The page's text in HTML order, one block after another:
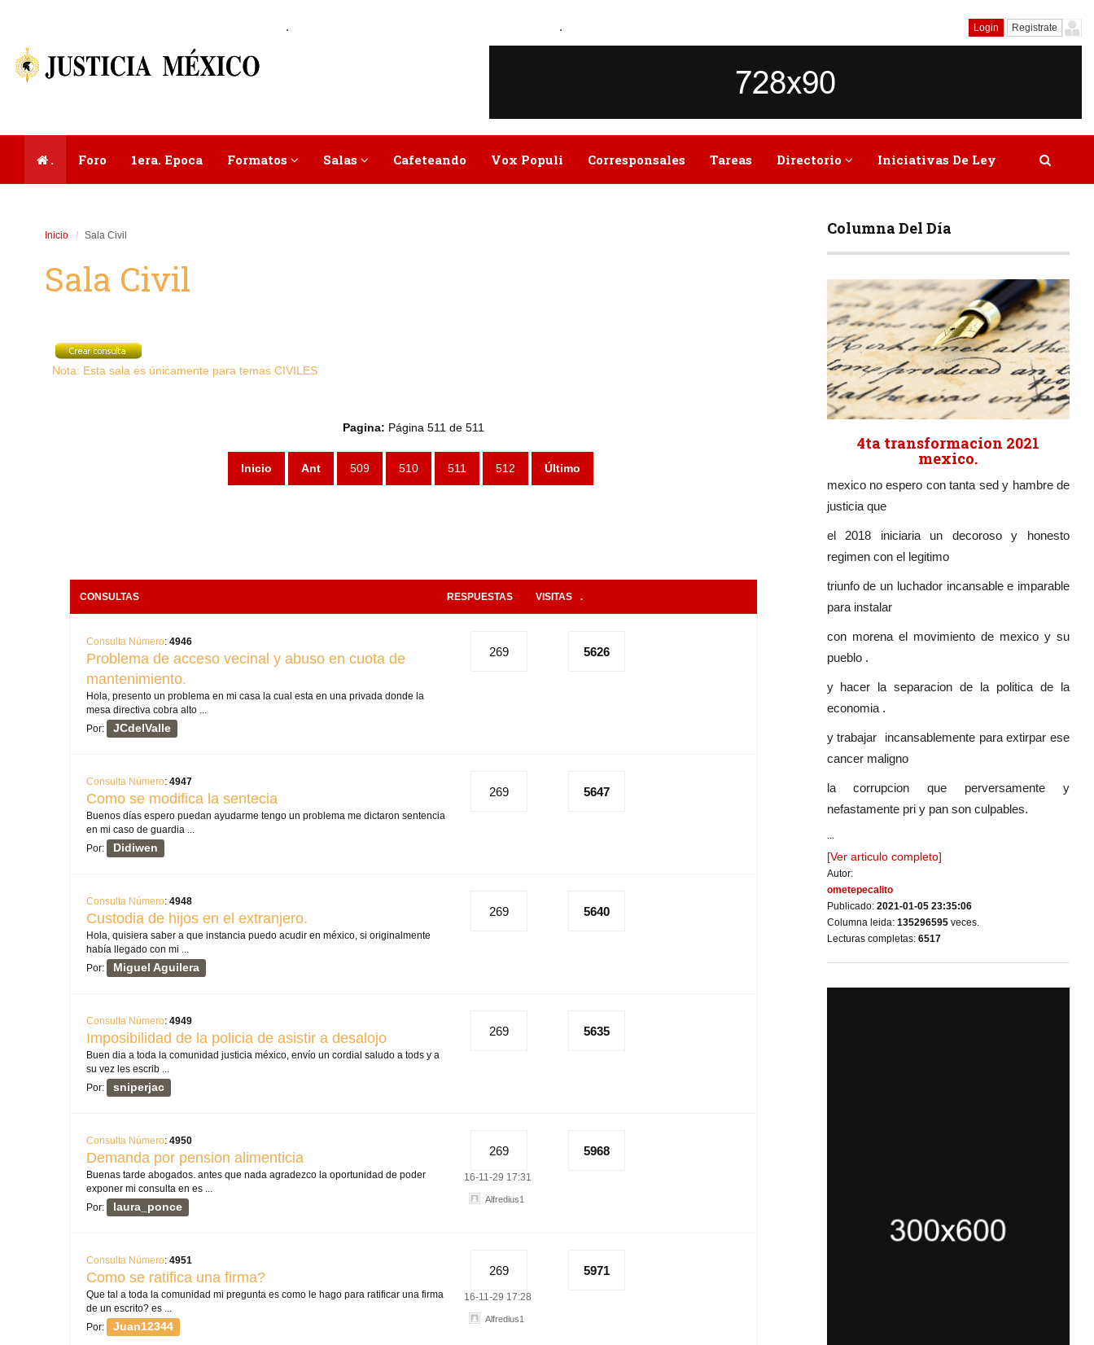
. . Login Registrate
. Foro 1era. Epoca Formatos Salas Cafeteando Vox Populi Corresponsales Tareas Directorio Iniciativas De Ley
Inicio Sala Civil
Sala Civil
Nota: Esta sala es únicamente para temas CIVILES
Pagina: Página 511 de 511
Inicio Ant 509 510 511 512 Último
CONSULTAS RESPUESTAS VISITAS .
Consulta Número: 4946
Problema de acceso vecinal y abuso en cuota de
mantenimiento.
Hola, presento un problema en mi casa la cual esta en una privada donde la
mesa directiva cobra alto ...
Por:
JCdelValle
269 5626
Consulta Número: 4947
Como se modifica la sentecia
Buenos días espero puedan ayudarme tengo un problema me dictaron sentencia
en mi caso de guardia ...
Por:
Didiwen
269 5647
Consulta Número: 4948
Custodia de hijos en el extranjero.
Hola, quisiera saber a que instancia puedo acudir en méxico, si originalmente
había llegado con mi ...
Por:
Miguel Aguilera
269 5640
Consulta Número: 4949
Imposibilidad de la policia de asistir a desalojo
Buen dia a toda la comunidad justicia méxico, envío un cordial saludo a tods y a
su vez les escrib ...
Por:
sniperjac
269 5635
Consulta Número: 4950
Demanda por pension alimenticia
Buenas tarde abogados. antes que nada agradezco la oportunidad de poder
exponer mi consulta en es ...
Por:
laura_ponce
269 5968
16-11-29 17:31
Alfredius1
Consulta Número: 4951
Como se ratifica una firma?
Que tal a toda la comunidad mi pregunta es como le hago para ratificar una firma
de un escrito? es ...
Por:
Juan12344
269 5971
16-11-29 17:28
Alfredius1
Columna Del Día
4ta transformacion 2021
mexico.
mexico no espero con tanta sed y hambre de
justicia que
el 2018 iniciaria un decoroso y honesto
regimen con el legitimo
triunfo de un luchador incansable e imparable
para instalar
con morena el movimiento de mexico y su
pueblo .
y hacer la separacion de la politica de la
economia .
y trabajar incansablemente para extirpar ese
cancer maligno
la corrupcion que perversamente y
nefastamente pri y pan son culpables.
...
[Ver articulo completo]
Autor:
ometepecalito
Publicado: 2021-01-05 23:35:06
Columna leida: 135296595veces.
Lecturas completas: 6517